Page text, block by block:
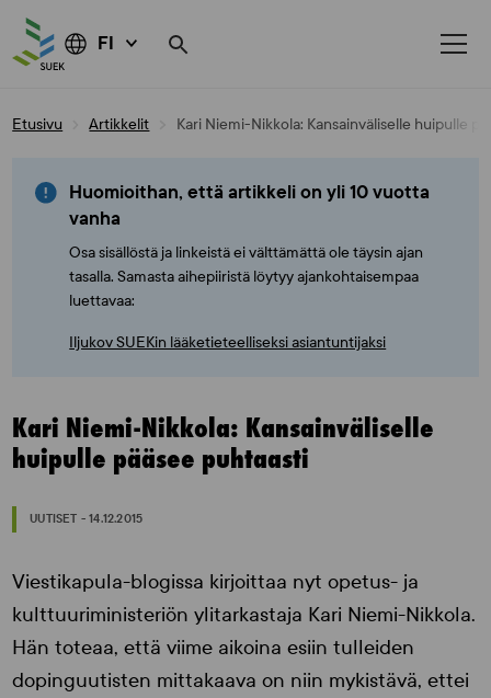
FI
Etusivu Artikkelit Kari Niemi-Nikkola: Kansainväliselle huipulle
Huomioithan, että artikkeli on yli 10 vuotta
vanha
Osa sisällöstä ja linkeistä ei välttämättä ole täysin ajan
tasalla. Samasta aihepiiristä löytyy ajankohtaisempaa
luettavaa:
Iljukov SUEKin lääketieteelliseksi asiantuntijaksi
Kari Niemi-Nikkola: Kansainväliselle
huipulle pääsee puhtaasti
UUTISET - 14.12.2015
Viestikapula-blogissa kirjoittaa nyt opetus- ja
kulttuuriministeriön ylitarkastaja Kari Niemi-Nikkola.
Hän toteaa, että viime aikoina esiin tulleiden
dopinguutisten mittakaava on niin mykistävä, ettei